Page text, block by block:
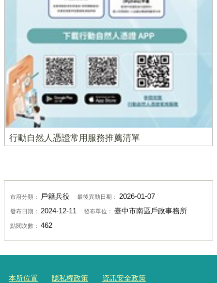
行動自然人憑證常用服務推薦清單
市府分類： 戶籍兵役 最後異動日期： 2026-01-07
發布日期： 2024-12-11 發布單位： 臺中市南區戶政事務所
點閱次數： 462
本所位置 隱私權政策 資訊安全政策